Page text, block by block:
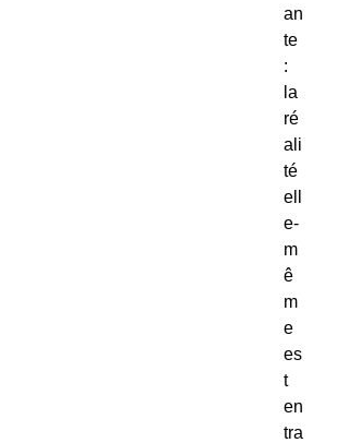
an
te
:
la
ré
ali
té
ell
e-
m
ê
m
e
es
t
en
tra